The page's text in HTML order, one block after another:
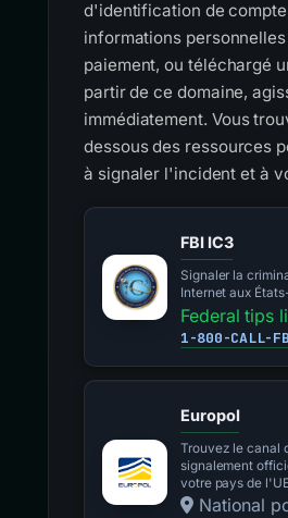
d'identification de
informations
paiement, ou téléchargé
partir de ce domaine,
immédiatement. Vous
dessous des ressources
à signaler l'incident et à
FBI IC3
Signaler la
Internet aux
Federal tips
1-800-CALL-
Europol
Trouvez le canal
signalement
votre pays de
National